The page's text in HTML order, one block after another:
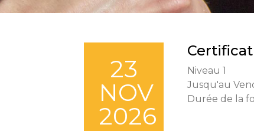
23
NOV
2026
Niveau 1
Jusqu'au
Durée de la